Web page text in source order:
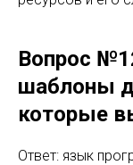
Вопрос
шаблоны
которые
Ответ: язык